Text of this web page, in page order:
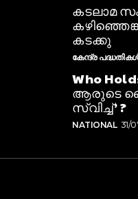
കടലാമ
കടക്കു
കേന്ദ്ര
Who
ആരുടെ
സ്വിച്ച്’ ?
NATIONAL 31/